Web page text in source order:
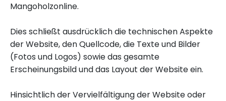
Mangoholzonline.
Dies schließt ausdrücklich die technischen Aspekte
der Website, den Quellcode, die Texte und Bilder
(Fotos und Logos) sowie das gesamte
Erscheinungsbild und das Layout der Website ein.
Hinsichtlich der Vervielfältigung der Website oder